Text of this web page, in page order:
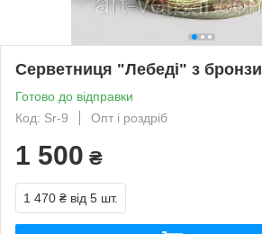
Серветниця "Лебеді" з бронзи
Готово до відправки
Код: Sr-9
Опт і роздріб
1 500 ₴
1 470 ₴ від 5 шт.